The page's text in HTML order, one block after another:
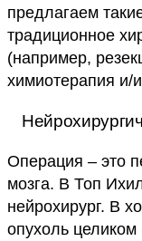
предлагаем
традиционное
(например,
химиотерапия и/
Операция – это
мозга. В Топ
нейрохирург. В
опухоль целиком